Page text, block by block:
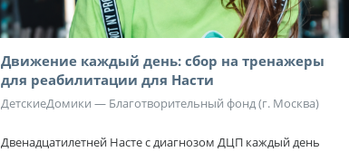
Движение каждый день: сбор на тренажеры
для реабилитации для Насти
ДетскиеДомики — Благотворительный фонд (г. Москва)
Двенадцатилетней Насте с диагнозом ДЦП каждый день